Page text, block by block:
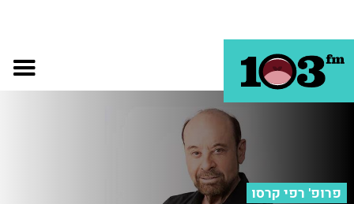
פרופ' רפי קרסו